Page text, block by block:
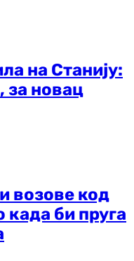
на Станију:
за новац
возове код
би пруга